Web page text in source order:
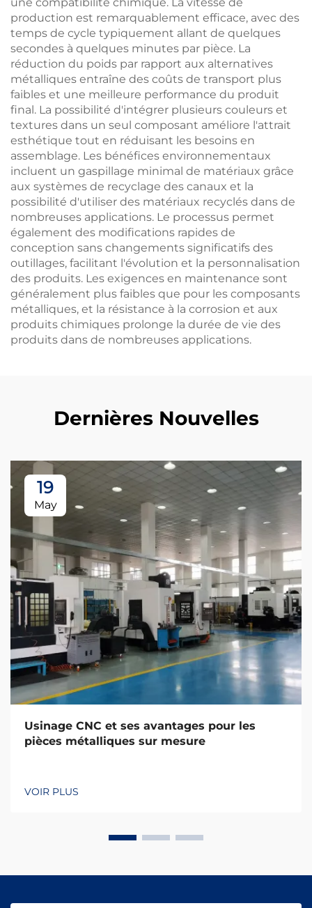
production est remarquablement efficace, avec des
temps de cycle typiquement allant de quelques
secondes à quelques minutes par pièce. La
réduction du poids par rapport aux alternatives
métalliques entraîne des coûts de transport plus
faibles et une meilleure performance du produit
final. La possibilité d'intégrer plusieurs couleurs et
textures dans un seul composant améliore l'attrait
esthétique tout en réduisant les besoins en
assemblage. Les bénéfices environnementaux
incluent un gaspillage minimal de matériaux grâce
aux systèmes de recyclage des canaux et la
possibilité d'utiliser des matériaux recyclés dans de
nombreuses applications. Le processus permet
également des modifications rapides de
conception sans changements significatifs des
outillages, facilitant l'évolution et la personnalisation
des produits. Les exigences en maintenance sont
généralement plus faibles que pour les composants
métalliques, et la résistance à la corrosion et aux
produits chimiques prolonge la durée de vie des
produits dans de nombreuses applications.
Dernières Nouvelles
19
May
Usinage CNC et ses avantages pour les
pièces métalliques sur mesure
VOIR PLUS